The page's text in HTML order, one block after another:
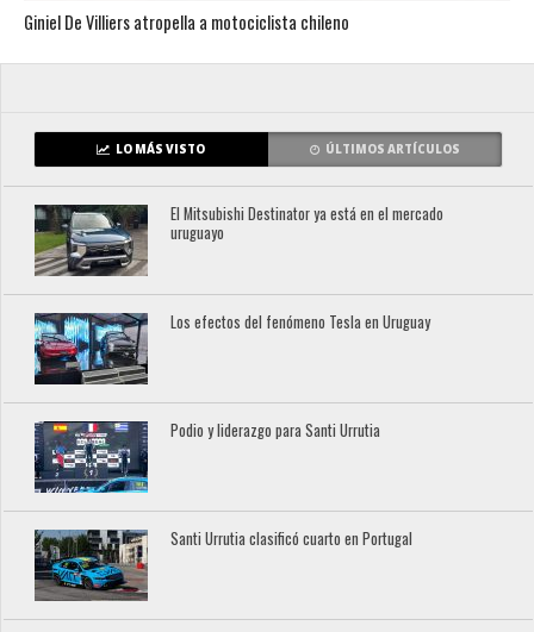
Giniel De Villiers atropella a motociclista chileno
LO MÁS VISTO ÚLTIMOS ARTÍCULOS
El Mitsubishi Destinator ya está en el mercado
uruguayo
Los efectos del fenómeno Tesla en Uruguay
Podio y liderazgo para Santi Urrutia
Santi Urrutia clasificó cuarto en Portugal